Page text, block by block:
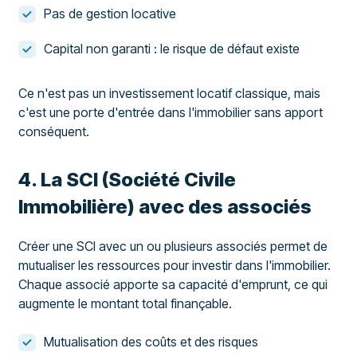
Pas de gestion locative
Capital non garanti : le risque de défaut existe
Ce n'est pas un investissement locatif classique, mais
c'est une porte d'entrée dans l'immobilier sans apport
conséquent.
4. La SCI (Société Civile
Immobilière) avec des associés
Créer une SCI avec un ou plusieurs associés permet de
mutualiser les ressources pour investir dans l'immobilier.
Chaque associé apporte sa capacité d'emprunt, ce qui
augmente le montant total finançable.
Mutualisation des coûts et des risques